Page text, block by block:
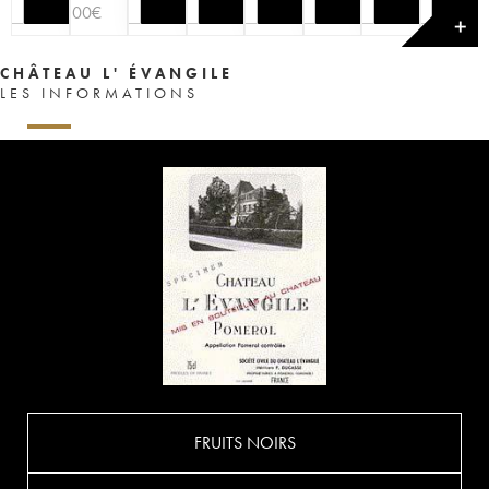
100€
✕
CHÂTEAU L' ÉVANGILE
LES INFORMATIONS
FRUITS NOIRS